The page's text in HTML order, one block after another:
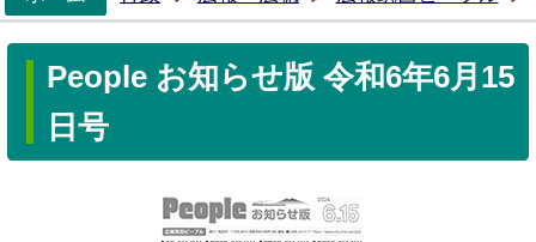
People お知らせ版 令和6年6月15
日号